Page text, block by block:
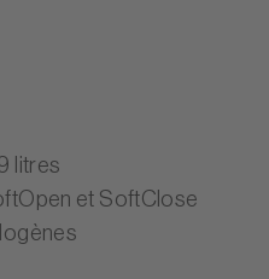
litres
et SoftClose